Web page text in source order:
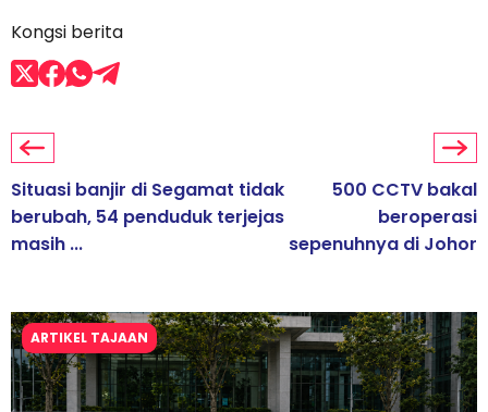
Kongsi berita
Situasi banjir di Segamat tidak
berubah, 54 penduduk terjejas
masih ...
500 CCTV bakal
beroperasi
sepenuhnya di Johor
ARTIKEL TAJAAN